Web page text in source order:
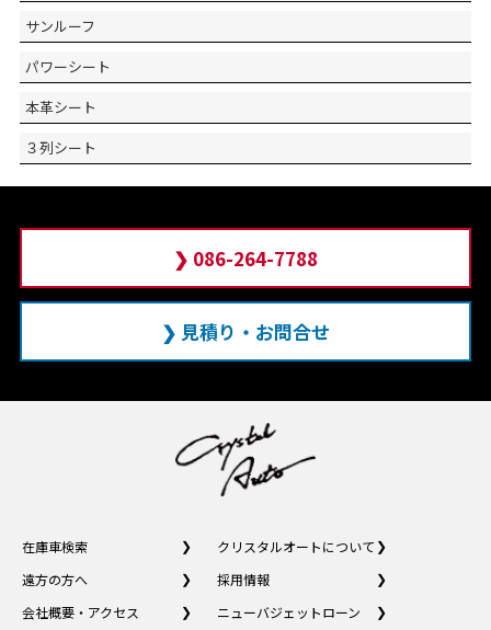
サンルーフ
パワーシート
本革シート
３列シート
❯ 086-264-7788
❯ 見積り・お問合せ
在庫車検索
クリスタルオートについて
遠方の方へ
採用情報
会社概要・アクセス
ニューバジェットローン